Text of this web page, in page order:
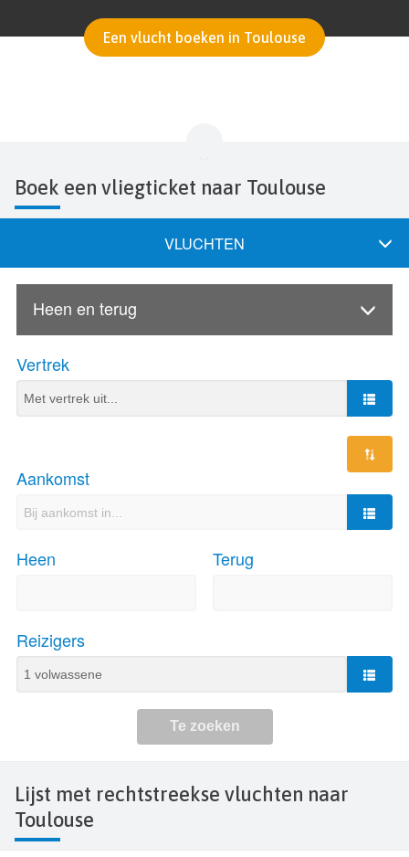
Een vlucht boeken in Toulouse
Boek een vliegticket naar Toulouse
Lijst met rechtstreekse vluchten naar
Toulouse